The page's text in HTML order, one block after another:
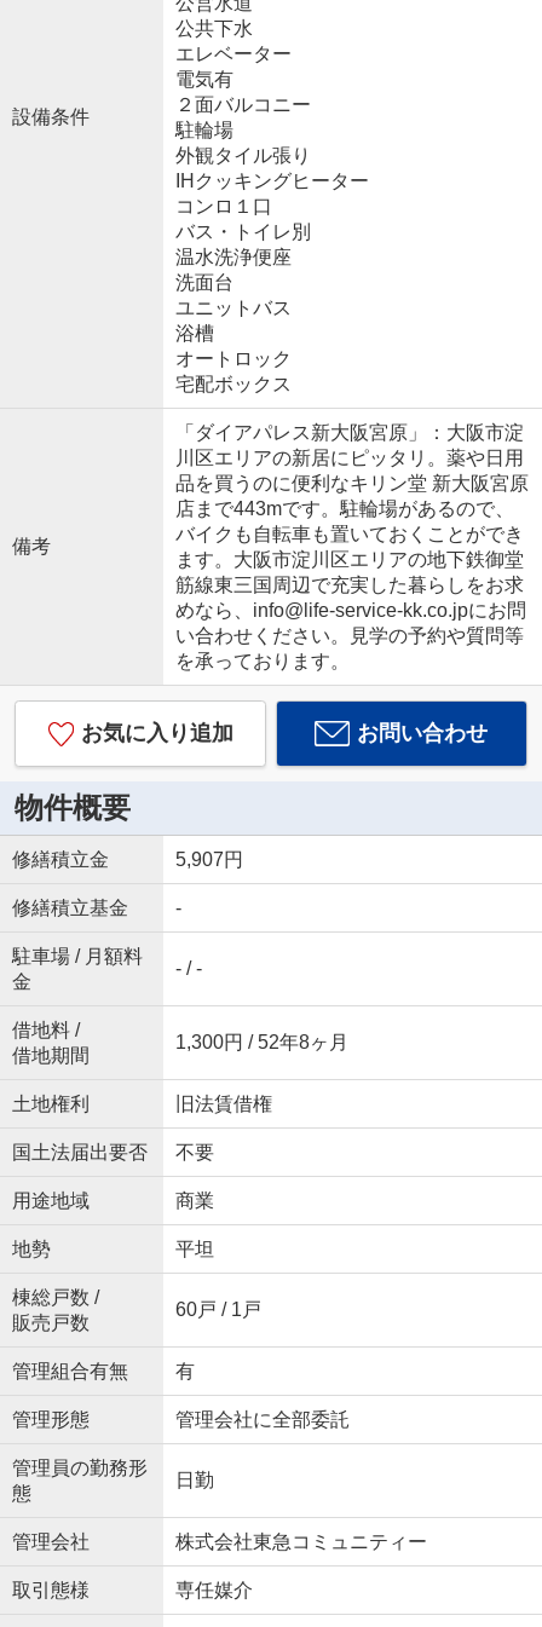
設備条件
公共下水
エレベーター
電気有
２面バルコニー
駐輪場
外観タイル張り
IHクッキングヒーター
コンロ１口
バス・トイレ別
温水洗浄便座
洗面台
ユニットバス
浴槽
オートロック
宅配ボックス
備考
「ダイアパレス新大阪宮原」：大阪市淀
川区エリアの新居にピッタリ。薬や日用
品を買うのに便利なキリン堂 新大阪宮原
店まで443mです。駐輪場があるので、
バイクも自転車も置いておくことができ
ます。大阪市淀川区エリアの地下鉄御堂
筋線東三国周辺で充実した暮らしをお求
めなら、info@life-service-kk.co.jpにお問
い合わせください。見学の予約や質問等
を承っております。
お気に入り追加 お問い合わせ
物件概要
修繕積立金 5,907円
修繕積立基金 -
駐車場 / 月額料
金
- / -
借地料 /
借地期間
1,300円 / 52年8ヶ月
土地権利 旧法賃借権
国土法届出要否 不要
用途地域 商業
地勢 平坦
棟総戸数 /
販売戸数
60戸 / 1戸
管理組合有無 有
管理形態 管理会社に全部委託
管理員の勤務形
態
日勤
管理会社 株式会社東急コミュニティー
取引態様 専任媒介